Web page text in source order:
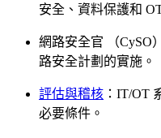
安全、資料保護和
網路安全官 （CySO
路安全計劃的實施。
評估與稽核 ：IT/OT
必要條件。